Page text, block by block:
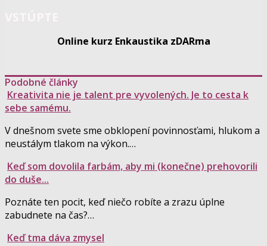
Online kurz Enkaustika zDARma
Podobné články
Kreativita nie je talent pre vyvolených. Je to cesta k
sebe samému.
V dnešnom svete sme obklopení povinnosťami, hlukom a
neustálym tlakom na výkon.…
Keď som dovolila farbám, aby mi (konečne) prehovorili
do duše...
Poznáte ten pocit, keď niečo robíte a zrazu úplne
zabudnete na čas?…
Keď tma dáva zmysel